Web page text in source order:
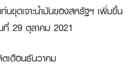
นขุดเจาะน้ำมันของสหรัฐฯ เพิ่มขึ้น
29 ตุลาคม 2021
เดือนธันวาคม